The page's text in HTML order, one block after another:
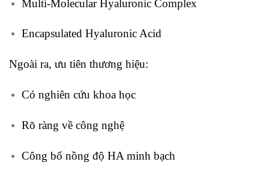
Multi-Molecular Hyaluronic Complex
Encapsulated Hyaluronic Acid
Ngoài ra, ưu tiên thương hiệu:
Có nghiên cứu khoa học
Rõ ràng về công nghệ
Công bố nồng độ HA minh bạch